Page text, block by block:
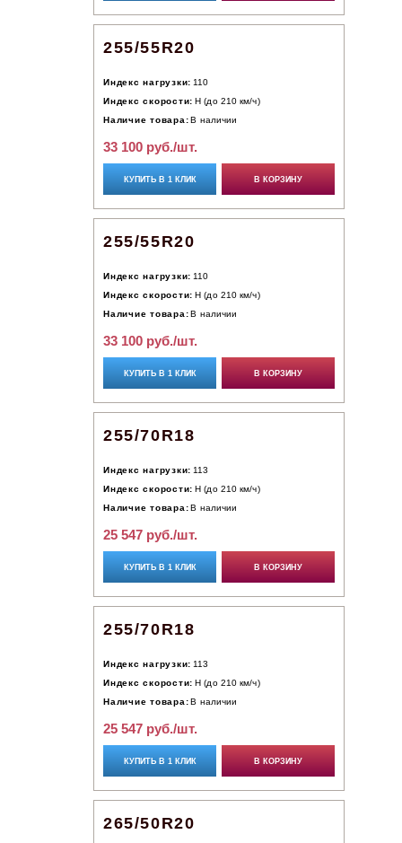
255/55R20
Индекс нагрузки: 110
Индекс скорости: H (до 210 км/ч)
Наличие товара: В наличии
33 100 руб./шт.
КУПИТЬ В 1 КЛИК В КОРЗИНУ
255/55R20
Индекс нагрузки: 110
Индекс скорости: H (до 210 км/ч)
Наличие товара: В наличии
33 100 руб./шт.
КУПИТЬ В 1 КЛИК В КОРЗИНУ
255/70R18
Индекс нагрузки: 113
Индекс скорости: H (до 210 км/ч)
Наличие товара: В наличии
25 547 руб./шт.
КУПИТЬ В 1 КЛИК В КОРЗИНУ
255/70R18
Индекс нагрузки: 113
Индекс скорости: H (до 210 км/ч)
Наличие товара: В наличии
25 547 руб./шт.
КУПИТЬ В 1 КЛИК В КОРЗИНУ
265/50R20